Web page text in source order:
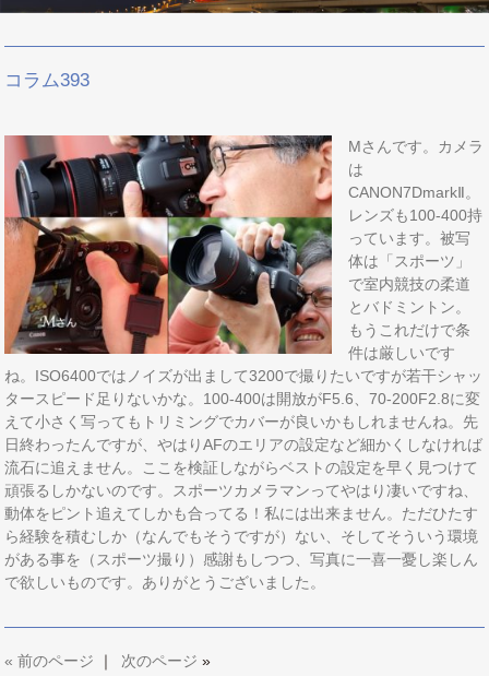
コラム393
Mさんです。カメラ
は
CANON7DmarkⅡ。
レンズも100-400持
っています。被写
体は「スポーツ」
で室内競技の柔道
とバドミントン。
もうこれだけで条
件は厳しいです
ね。ISO6400ではノイズが出まして3200で撮りたいですが若干シャッ
タースピード足りないかな。100-400は開放がF5.6、70-200F2.8に変
えて小さく写ってもトリミングでカバーが良いかもしれませんね。先
日終わったんですが、やはりAFのエリアの設定など細かくしなければ
流石に追えません。ここを検証しながらベストの設定を早く見つけて
頑張るしかないのです。スポーツカメラマンってやはり凄いですね、
動体をピント追えてしかも合ってる！私には出来ません。ただひたす
ら経験を積むしか（なんでもそうですが）ない、そしてそういう環境
がある事を（スポーツ撮り）感謝もしつつ、写真に一喜一憂し楽しん
で欲しいものです。ありがとうございました。
« 前のページ ｜ 次のページ »